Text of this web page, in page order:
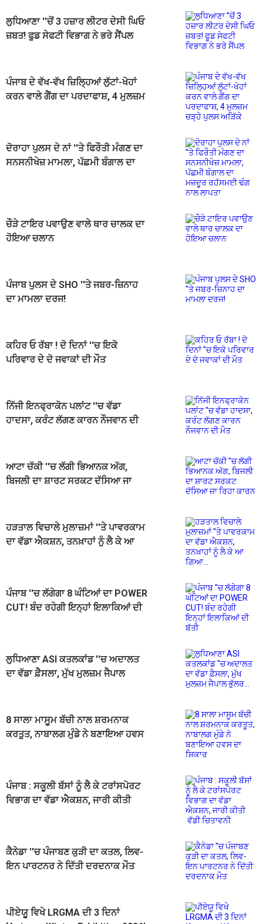
ਲੁਧਿਆਣਾ ''ਚੋਂ 3 ਹਜ਼ਾਰ ਲੀਟਰ ਦੇਸੀ ਘਿਓ
ਜ਼ਬਤ! ਫੂਡ ਸੇਫਟੀ ਵਿਭਾਗ ਨੇ ਭਰੇ ਸੈਂਪਲ
ਪੰਜਾਬ ਦੇ ਵੱਖ-ਵੱਖ ਜ਼ਿਲ੍ਹਿਆਂ ਲੁੱਟਾਂ-ਖੋਹਾਂ
ਕਰਨ ਵਾਲੇ ਗੈਂਗ ਦਾ ਪਰਦਾਫਾਸ਼, 4 ਮੁਲਜ਼ਮ
ਦੋਰਾਹਾ ਪੁਲਸ ਦੇ ਨਾਂ ''ਤੇ ਫਿਰੌਤੀ ਮੰਗਣ ਦਾ
ਸਨਸਨੀਖੇਜ਼ ਮਾਮਲਾ, ਪੱਛਮੀ ਬੰਗਾਲ ਦਾ
ਚੌੜੇ ਟਾਇਰ ਪਵਾਉਣ ਵਾਲੇ ਥਾਰ ਚਾਲਕ ਦਾ
ਹੋਇਆ ਚਲਾਨ
ਪੰਜਾਬ ਪੁਲਸ ਦੇ SHO ''ਤੇ ਜਬਰ-ਜ਼ਿਨਾਹ
ਦਾ ਮਾਮਲਾ ਦਰਜ!
ਕਹਿਰ ਓ ਰੱਬਾ ! ਦੋ ਦਿਨਾਂ ''ਚ ਇਕੋ
ਪਰਿਵਾਰ ਦੇ ਦੋ ਜਵਾਕਾਂ ਦੀ ਮੌਤ
ਨਿੱਜੀ ਇਨਫ੍ਰਾਕੋਨ ਪਲਾਂਟ ''ਚ ਵੱਡਾ
ਹਾਦਸਾ, ਕਰੰਟ ਲੱਗਣ ਕਾਰਨ ਨੌਜਵਾਨ ਦੀ
ਆਟਾ ਚੱਕੀ ''ਚ ਲੱਗੀ ਭਿਆਨਕ ਅੱਗ,
ਬਿਜਲੀ ਦਾ ਸ਼ਾਰਟ ਸਰਕਟ ਦੱਸਿਆ ਜਾ
ਹੜਤਾਲ ਵਿਚਾਲੇ ਮੁਲਾਜ਼ਮਾਂ ''ਤੇ ਪਾਵਰਕਾਮ
ਦਾ ਵੱਡਾ ਐਕਸ਼ਨ, ਤਨਖ਼ਾਹਾਂ ਨੂੰ ਲੈ ਕੇ ਆ
ਪੰਜਾਬ ''ਚ ਲੱਗੇਗਾ 8 ਘੰਟਿਆਂ ਦਾ POWER
CUT! ਬੰਦ ਰਹੇਗੀ ਇਨ੍ਹਾਂ ਇਲਾਕਿਆਂ ਦੀ
ਲੁਧਿਆਣਾ ASI ਕਤਲਕਾਂਡ ''ਚ ਅਦਾਲਤ
ਦਾ ਵੱਡਾ ਫ਼ੈਸਲਾ, ਮੁੱਖ ਮੁਲਜ਼ਮ ਜੈਪਾਲ
8 ਸਾਲਾ ਮਾਸੂਮ ਬੱਚੀ ਨਾਲ ਸ਼ਰਮਨਾਕ
ਕਰਤੂਤ, ਨਾਬਾਲਗ ਮੁੰਡੇ ਨੇ ਬਣਾਇਆ ਹਵਸ
ਪੰਜਾਬ : ਸਕੂਲੀ ਬੱਸਾਂ ਨੂੰ ਲੈ ਕੇ ਟਰਾਂਸਪੋਰਟ
ਵਿਭਾਗ ਦਾ ਵੱਡਾ ਐਕਸ਼ਨ, ਜਾਰੀ ਕੀਤੀ
ਕੈਨੇਡਾ ''ਚ ਪੰਜਾਬਣ ਕੁੜੀ ਦਾ ਕਤਲ, ਲਿਵ-
ਇਨ ਪਾਰਟਨਰ ਨੇ ਦਿੱਤੀ ਦਰਦਨਾਕ ਮੌਤ
ਪੀਏਯੂ ਵਿਖੇ LRGMA ਦੀ 3 ਦਿਨਾਂ